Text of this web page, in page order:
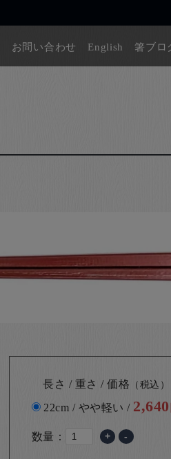
お問い合わせ English 箸ブロ
長さ / 重さ / 価格 （税込）
22cm / やや軽い / 2,640
数量： + -